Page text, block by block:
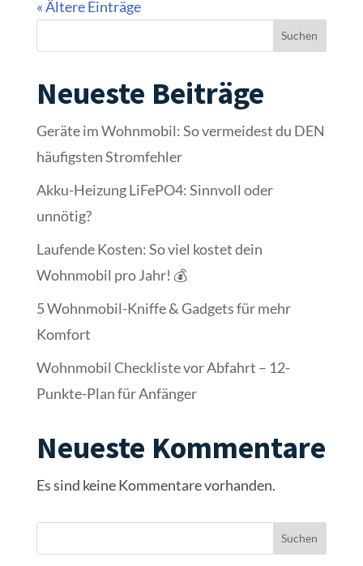
« Ältere Einträge
Suchen
Neueste Beiträge
Geräte im Wohnmobil: So vermeidest du DEN
häufigsten Stromfehler
Akku-Heizung LiFePO4: Sinnvoll oder
unnötig?
Laufende Kosten: So viel kostet dein
Wohnmobil pro Jahr! 💰
5 Wohnmobil-Kniffe & Gadgets für mehr
Komfort
Wohnmobil Checkliste vor Abfahrt – 12-
Punkte-Plan für Anfänger
Neueste Kommentare
Es sind keine Kommentare vorhanden.